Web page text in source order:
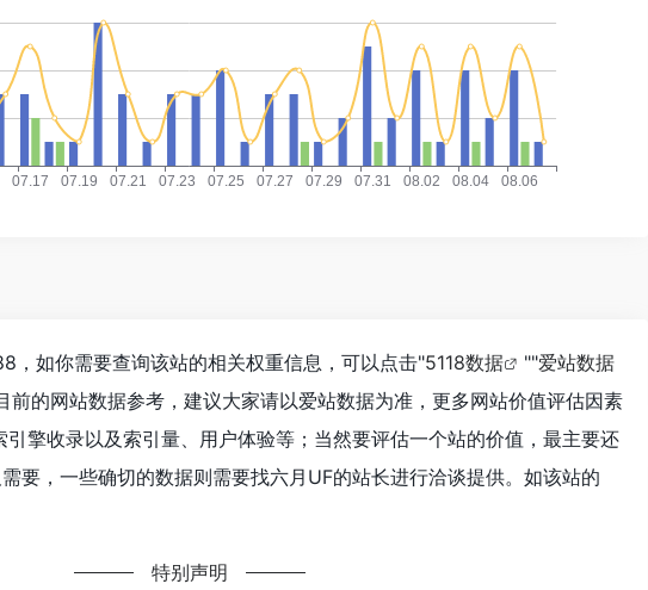
，如你需要查询该站的相关权重信息，可以点击"5118数据 ""爱站数据
前的网站数据参考，建议大家请以爱站数据为准，更多网站价值评估因素
擎收录以及索引量、用户体验等；当然要评估一个站的价值，最主要还
要，一些确切的数据则需要找六月UF的站长进行洽谈提供。如该站的
特别声明